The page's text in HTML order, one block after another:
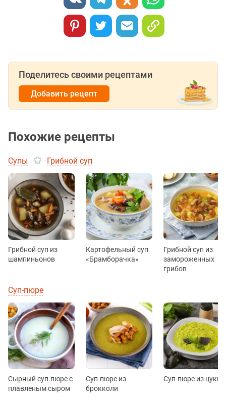
Поделитесь своими рецептами
Добавить рецепт
Похожие рецепты
Супы Грибной суп
Грибной суп из
шампиньонов
Картофельный суп
«Брамборачка»
Грибной суп из
замороженных
грибов
Суп-пюре
Сырный суп-пюре с
плавленым сыром
Суп-пюре из
брокколи
Суп-пюре из